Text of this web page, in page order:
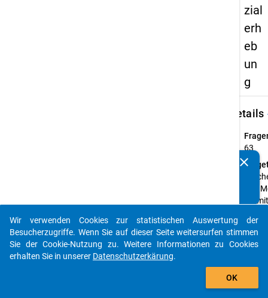
zial
erh
eb
un
g
Details
63
und
Sie
clear
auto_stories
add_shopping_cart
Wir verwenden Cookies zur statistischen Auswertung der
Besucherzugriffe. Wenn Sie auf dieser Seite weitersurfen stimmen
Sie der Cookie-Nutzung zu. Weitere Informationen zu Cookies
erhalten Sie in unserer Datenschutzerkärung.
OK